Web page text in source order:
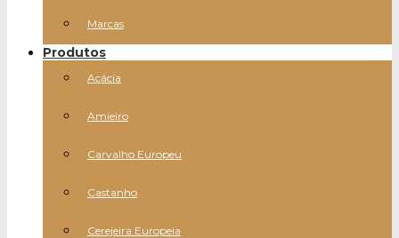
Marcas
Produtos
Acácia
Amieiro
Carvalho Europeu
Castanho
Cerejeira Europeia